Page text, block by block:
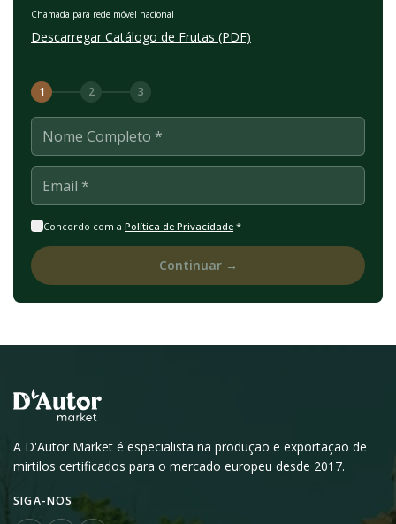
Chamada para rede móvel nacional
Descarregar Catálogo de Frutas (PDF)
1 2 3
Nome Completo *
Email *
Concordo com a Política de Privacidade *
Continuar →
A D'Autor Market é especialista na produção e exportação de
mirtilos certificados para o mercado europeu desde 2017.
SIGA-NOS